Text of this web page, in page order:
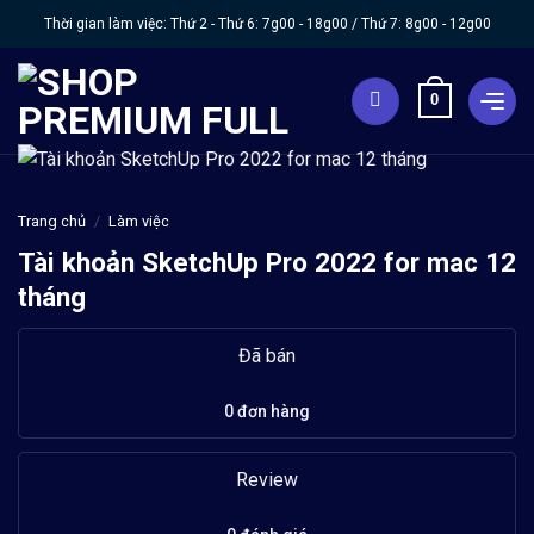
Chuyển
nội
dung
Thời gian làm việc: Thứ 2 - Thứ 6: 7g00 - 18g00 / Thứ 7: 8g00 - 12g00
0
Trang chủ / Làm việc
Tài khoản SketchUp Pro 2022 for mac 12
tháng
Đã bán
0 đơn hàng
Review